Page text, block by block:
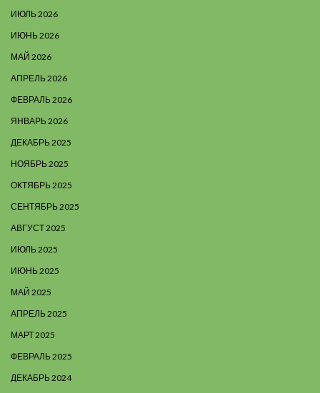
ИЮЛЬ 2026
ИЮНЬ 2026
МАЙ 2026
АПРЕЛЬ 2026
ФЕВРАЛЬ 2026
ЯНВАРЬ 2026
ДЕКАБРЬ 2025
НОЯБРЬ 2025
ОКТЯБРЬ 2025
СЕНТЯБРЬ 2025
АВГУСТ 2025
ИЮЛЬ 2025
ИЮНЬ 2025
МАЙ 2025
АПРЕЛЬ 2025
МАРТ 2025
ФЕВРАЛЬ 2025
ДЕКАБРЬ 2024